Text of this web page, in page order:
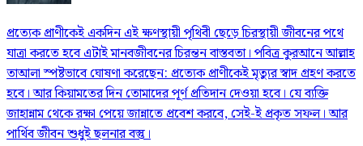
প্রত্যেক প্রাণীকেই একদিন এই ক্ষণস্থায়ী পৃথিবী ছেড়ে চিরস্থায়ী জীবনের পথে
যাত্রা করতে হবে এটাই মানবজীবনের চিরন্তন বাস্তবতা। পবিত্র কুরআনে আল্লাহ
তাআলা স্পষ্টভাবে ঘোষণা করেছেন: প্রত্যেক প্রাণীকেই মৃত্যুর স্বাদ গ্রহণ করতে
হবে। আর কিয়ামতের দিন তোমাদের পূর্ণ প্রতিদান দেওয়া হবে। যে ব্যক্তি
জাহান্নাম থেকে রক্ষা পেয়ে জান্নাতে প্রবেশ করবে, সেই-ই প্রকৃত সফল। আর
পার্থিব জীবন শুধুই ছলনার বস্তু।